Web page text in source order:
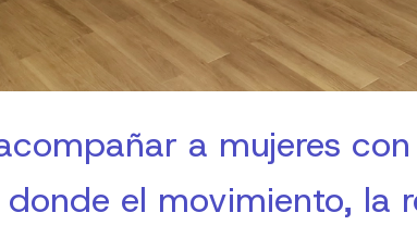
a mujeres
el movimiento, la